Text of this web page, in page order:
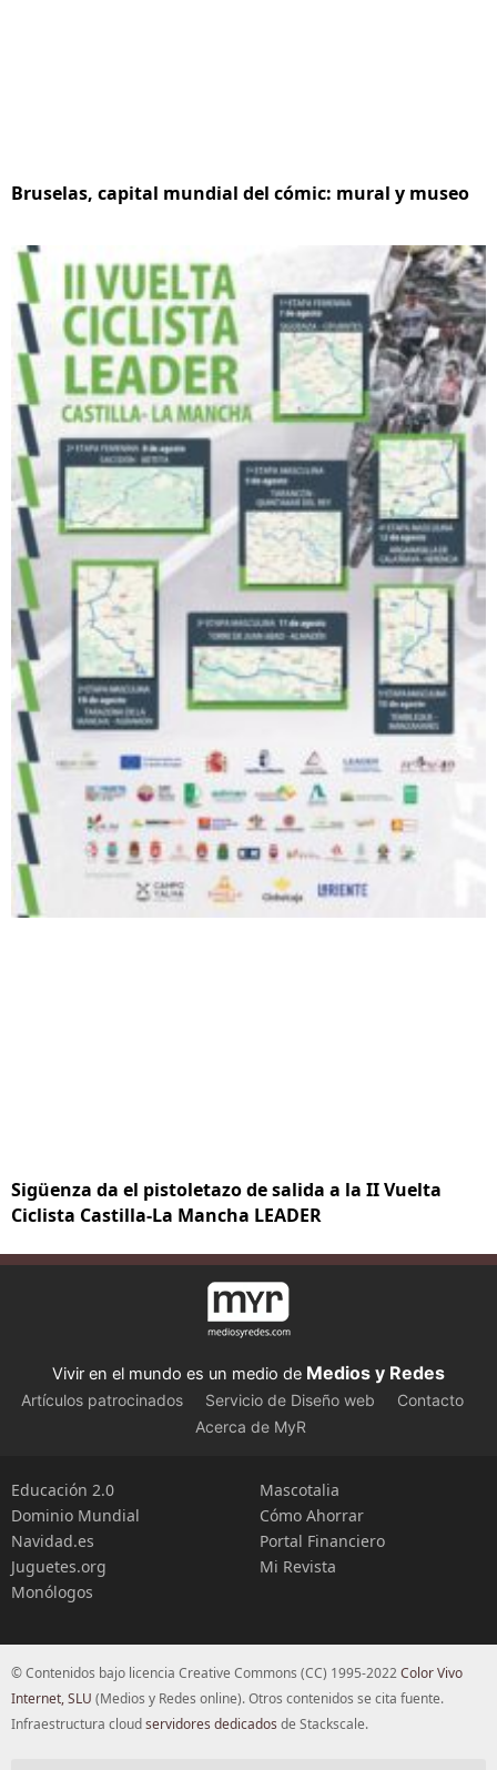
Bruselas, capital mundial del cómic: mural y museo
Sigüenza da el pistoletazo de salida a la II Vuelta
Ciclista Castilla-La Mancha LEADER
Vivir en el mundo es un medio de Medios y Redes
Artículos patrocinados Servicio de Diseño web
Contacto
Acerca de MyR
Educación 2.0
Dominio Mundial
Navidad.es
Juguetes.org
Monólogos
Mascotalia
Cómo Ahorrar
Portal Financiero
Mi Revista
© Contenidos bajo licencia Creative Commons (CC) 1995-2022Color Vivo
Internet, SLU (Medios y Redes online). Otros contenidos se cita fuente.
Infraestructura cloudservidores dedicados de Stackscale.